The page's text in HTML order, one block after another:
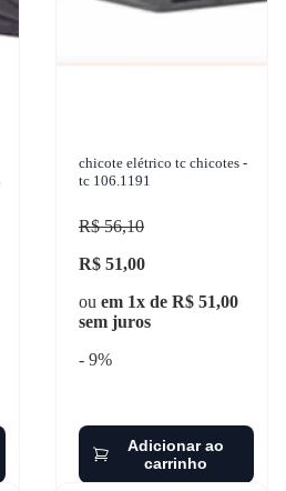
chicote elétrico tc chicotes -
tc 106.1191
R$ 56,10
R$ 51,00
ou em 1x de R$ 51,00
sem juros
- 9%
Adicionar ao
carrinho